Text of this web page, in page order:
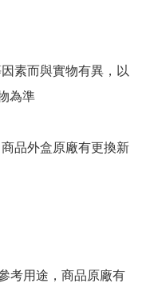
素而與實物有異，以
為準
品外盒原廠有更換新
考用途，商品原廠有